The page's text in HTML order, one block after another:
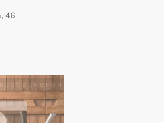
46